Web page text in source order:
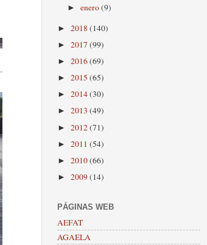
►enero(9)
► 2018 (140)
► 2017 (99)
► 2016(69)
► 2015 (65)
► 2014(30)
► 2013 (49)
► 2012(71)
► 2011 (54)
► 2010(66)
► 2009(14)
PÁGINAS WEB
AEFAT
AGAELA